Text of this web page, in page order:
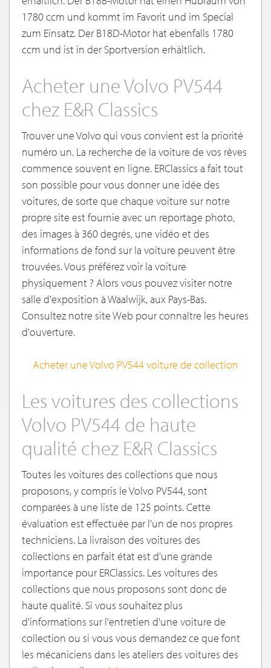
1780 ccm und kommt im Favorit und im Special
zum Einsatz. Der B18D-Motor hat ebenfalls 1780
ccm und ist in der Sportversion erhältlich.
Acheter une Volvo PV544
chez E&R Classics
Trouver une Volvo qui vous convient est la priorité
numéro un. La recherche de la voiture de vos rêves
commence souvent en ligne. ERClassics a fait tout
son possible pour vous donner une idée des
voitures, de sorte que chaque voiture sur notre
propre site est fournie avec un reportage photo,
des images à 360 degrés, une vidéo et des
informations de fond sur la voiture peuvent être
trouvées. Vous préférez voir la voiture
physiquement ? Alors vous pouvez visiter notre
salle d'exposition à Waalwijk, aux Pays-Bas.
Consultez notre site Web pour connaître les heures
d'ouverture.
Acheter une Volvo PV544 voiture de collection
Les voitures des collections
Volvo PV544 de haute
qualité chez E&R Classics
Toutes les voitures des collections que nous
proposons, y compris le Volvo PV544, sont
comparées à une liste de 125 points. Cette
évaluation est effectuée par l'un de nos propres
techniciens. La livraison des voitures des
collections en parfait état est d'une grande
importance pour ERClassics. Les voitures des
collections que nous proposons sont donc de
haute qualité. Si vous souhaitez plus
d'informations sur l'entretien d'une voiture de
collection ou si vous vous demandez ce que font
les mécaniciens dans les ateliers des voitures des